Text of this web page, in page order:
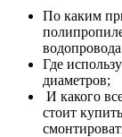
По каким
Где
диаметров;
И какого
стоит